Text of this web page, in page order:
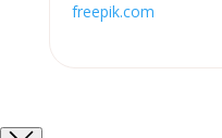
freepik.com